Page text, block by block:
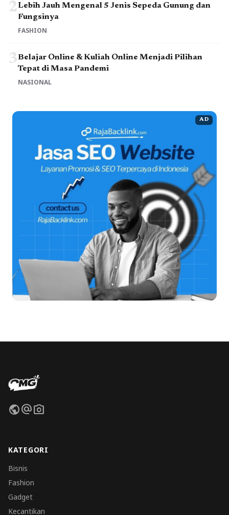
2Lebih Jauh Mengenal 5 Jenis Sepeda Gunung dan
Fungsinya
FASHION
3Belajar Online & Kuliah Online Menjadi Pilihan
Tepat di Masa Pandemi
NASIONAL
AD
publicalternate_emailphoto_camera
KATEGORI
Bisnis
Fashion
Gadget
Kecantikan